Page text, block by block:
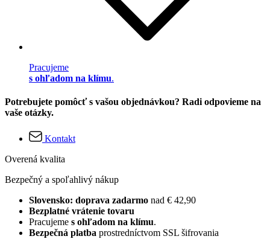
Pracujeme
s ohľadom na klímu.
Potrebujete pomôcť s vašou objednávkou? Radi odpovieme na
vaše otázky.
Kontakt
Overená kvalita
Bezpečný a spoľahlivý nákup
Slovensko: doprava zadarmo nad € 42,90
Bezplatné vrátenie tovaru
Pracujeme s ohľadom na klímu.
Bezpečná platba prostredníctvom SSL šifrovania